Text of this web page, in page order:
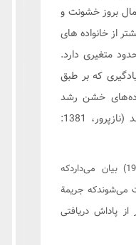
بروز خشونت و
از خانواده ‌های
متغیری دارد.
که بر طبق
خشن رشد
کنند، خشونت را یاد می‌گیرند (نازپرور، 1381:
نظریه مبادله: گلس (1997) بیان می‌داردکه
می‌شوندکه جریمة
پاداش دریافتی